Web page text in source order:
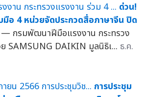
ด่วน!
อ 4 หน่วยจัดประกวดสื่อภาษาจีน ปิด
— กรมพัฒนาฝีมือแรงงาน กระทรวง
SAMSUNG DAIKIN มูลนิธิเ... ธ.ค.
การประชุม